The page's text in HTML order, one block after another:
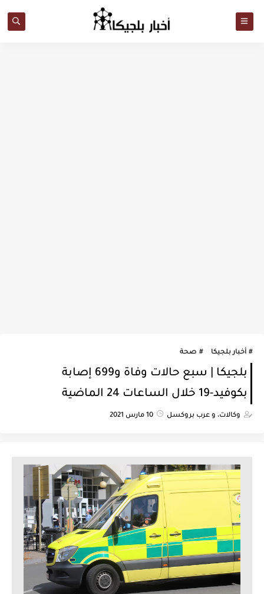
أخبار بلجيكا صحة
بلجيكا | سبع حالات وفاة و699 إصابة
بكوفيد-19 خلال الساعات 24 الماضية
وكالات، و عرب بروكسل 10 مارس 2021